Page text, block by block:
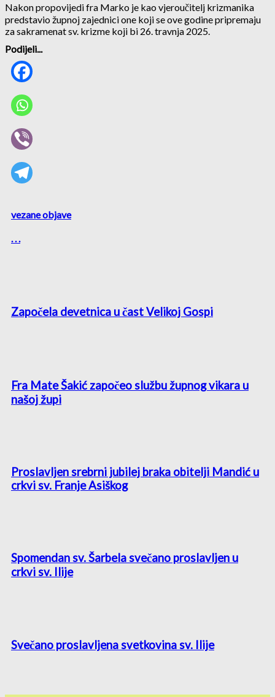
Nakon propovijedi fra Marko je kao vjeroučitelj krizmanika
predstavio župnoj zajednici one koji se ove godine pripremaju
za sakramenat sv. krizme koji bi 26. travnja 2025.
Podijeli...
vezane objave
. . .
Započela devetnica u čast Velikoj Gospi
Fra Mate Šakić započeo službu župnog vikara u
našoj župi
Proslavljen srebrni jubilej braka obitelji Mandić u
crkvi sv. Franje Asiškog
Spomendan sv. Šarbela svečano proslavljen u
crkvi sv. Ilije
Svečano proslavljena svetkovina sv. Ilije